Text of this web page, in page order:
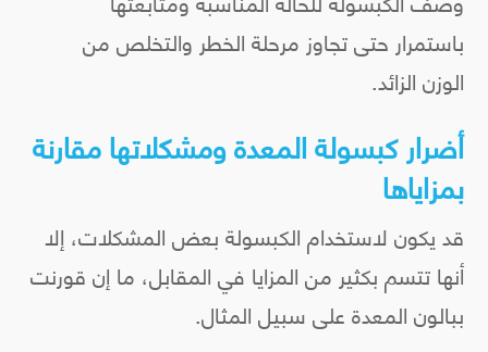
باستمرار حتى تجاوز مرحلة الخطر والتخلص من
الوزن الزائد.
أضرار كبسولة المعدة ومشكلاتها مقارنة
بمزاياها
قد يكون لاستخدام الكبسولة بعض المشكلات، إلا
أنها تتسم بكثير من المزايا في المقابل، ما إن قورنت
ببالون المعدة على سبيل المثال.